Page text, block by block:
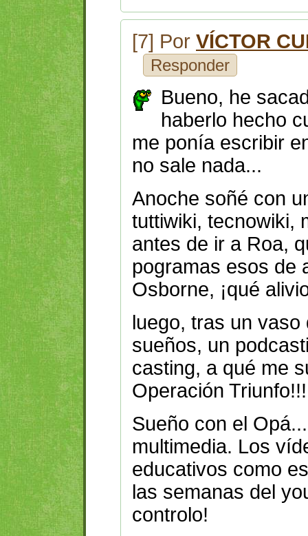
[7] Por VÍCTOR
Responder
Bueno, he
haberlo hecho
me ponía escribir
no sale nada...
Anoche soñé con
tuttiwiki, tecnowiki,
antes de ir a Roa,
pogramas esos de
Osborne, ¡qué
luego, tras un
sueños, un
casting, a qué me
Operación
Sueño con el
multimedia. Los
educativos como
las semanas del
controlo!